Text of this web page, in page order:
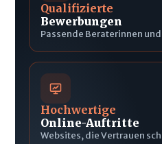
Qualifizierte
Bewerbungen
Passende Beraterinnen
Hochwertige
Online-Auftritte
Websites, die Vertrauen